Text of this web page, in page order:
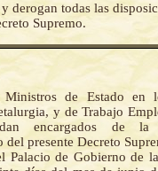
y derogan todas las
Supremo.
Ministros de Estado en
y de Trabajo
encargados de
del presente Decreto
Palacio de Gobierno de